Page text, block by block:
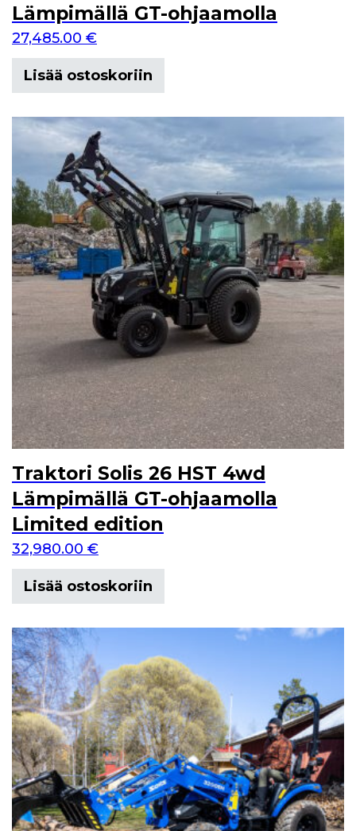
Lämpimällä GT-ohjaamolla
27,485.00 €
Lisää ostoskoriin
Traktori Solis 26 HST 4wd
Lämpimällä GT-ohjaamolla
Limited edition
32,980.00 €
Lisää ostoskoriin